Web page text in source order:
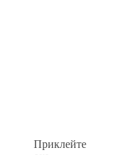
Приклейте